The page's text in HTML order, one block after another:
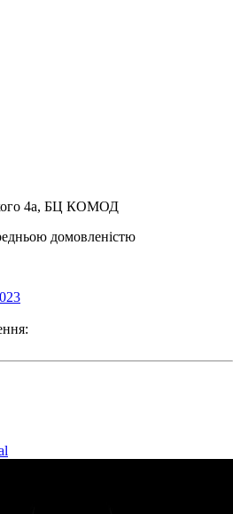
4а, БЦ КОМОД
домовленістю